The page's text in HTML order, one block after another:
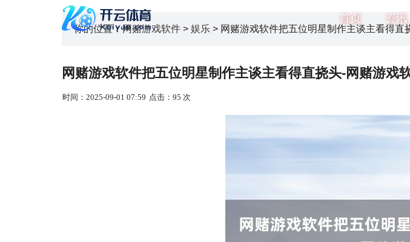
首页 资讯
你的位置：网赌游戏软件 > 娱乐 > 网赌游戏软件把五位明星制作主谈主看得直
网赌游戏软件把五位明星制作主谈主看得直挠头-网赌游戏
时间：2025-09-01 07:59 点击：95 次